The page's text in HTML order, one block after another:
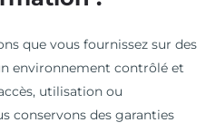
que vous fournissez sur des
environnement contrôlé et
utilisation ou
conservons des garanties